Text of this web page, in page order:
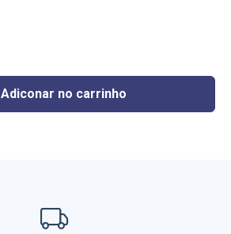
Adiconar no carrinho